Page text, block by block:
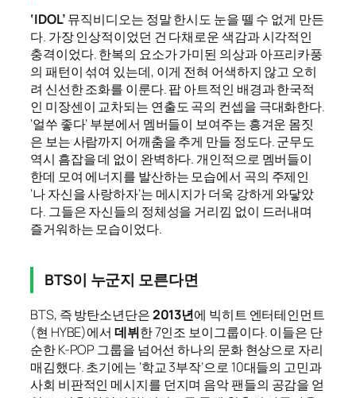
‘IDOL’뮤직비디오는 정말 한시도 눈을 뗄 수 없게 만든
다. 가장 인상적이었던 건 다채로운 색감과 시각적인
충격이었다. 한복의 요소가 가미된 의상과 아프리카풍
의 패턴이 섞여 있는데, 이게 전혀 어색하지 않고 오히
려 신선한 조화를 이룬다. 팝 아트적인 배경과 한국적
인 미장센이 교차되는 연출도 곡의 컨셉을 극대화한다.
‘얼쑤 좋다’ 부분에서 멤버들이 보여주는 흥겨운 몸짓
은 보는 사람까지 어깨춤을 추게 만들 정도다. 군무도
역시 흠잡을 데 없이 완벽하다. 개인적으로 멤버들이
한데 모여 에너지를 발산하는 모습에서 곡의 주제인
‘나 자신을 사랑하자’는 메시지가 더욱 강하게 와닿았
다. 그들은 자신들의 정체성을 거리낌 없이 드러내며
즐거워하는 모습이었다.
BTS이 누군지 모른다면
BTS, 즉 방탄소년단은2013년에 빅히트 엔터테인먼트
(현 HYBE)에서 데뷔한 7인조 보이그룹이다. 이들은 단
순한 K-POP 그룹을 넘어선 하나의 문화 현상으로 자리
매김했다. 초기에는 ‘학교 3부작’으로 10대들의 고민과
사회 비판적인 메시지를 던지며 음악 팬들의 공감을 얻